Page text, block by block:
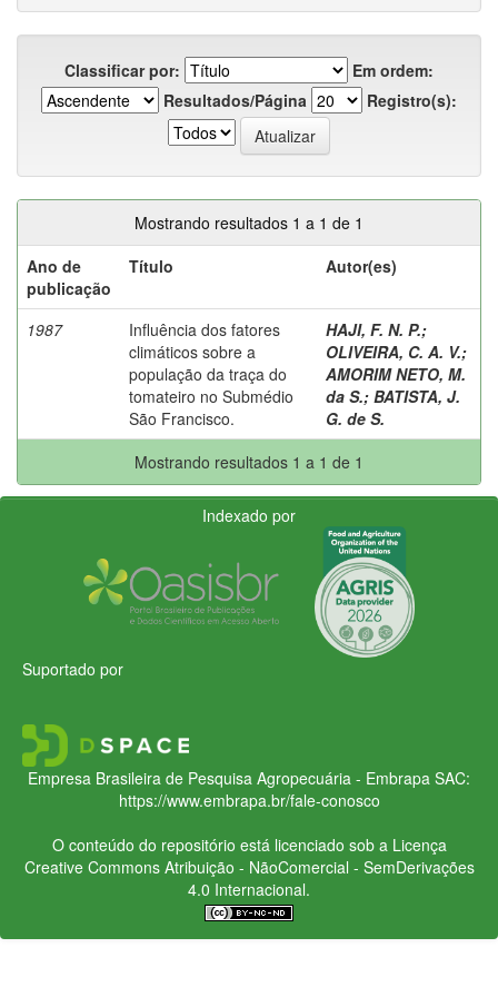
Classificar por:
Em ordem:
Resultados/Página
Registro(s):
Mostrando resultados 1 a 1 de 1
Ano de
publicação
Título Autor(es)
1987
Influência dos fatores
climáticos sobre a
população da traça do
tomateiro no Submédio
São Francisco.
HAJI, F. N. P.;
OLIVEIRA, C. A. V.;
AMORIM NETO, M.
da S.; BATISTA, J.
G. de S.
Mostrando resultados 1 a 1 de 1
Indexado por
Suportado por
Empresa Brasileira de Pesquisa Agropecuária - Embrapa SAC:
https://www.embrapa.br/fale-conosco
O conteúdo do repositório está licenciado sob a Licença
Creative CommonsAtribuição - NãoComercial - SemDerivações
4.0 Internacional.